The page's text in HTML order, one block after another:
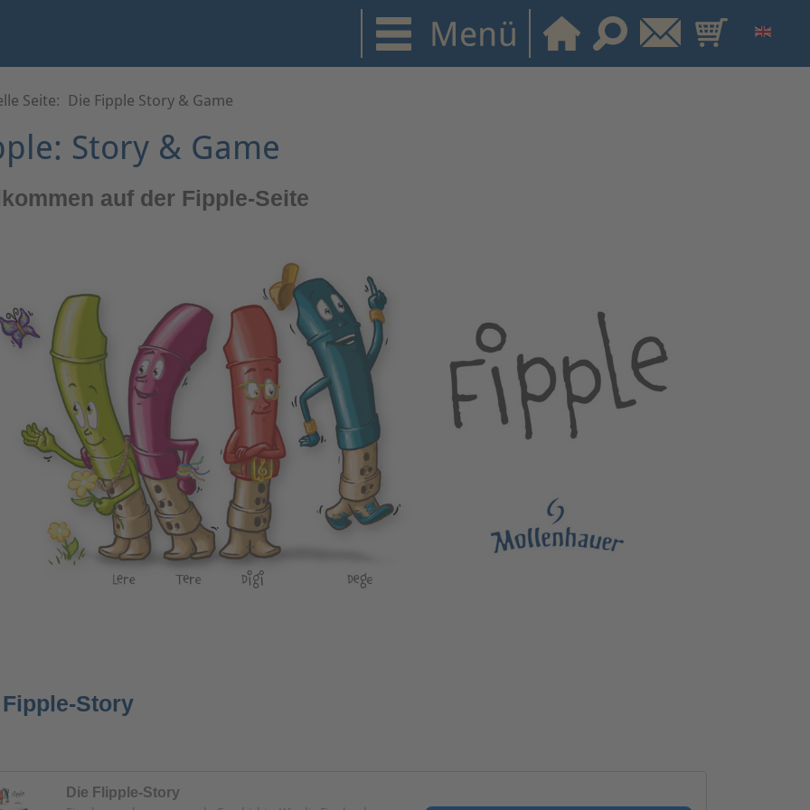
Seite: Die Fipple Story & Game
Story & Game
auf der Fipple-Seite
Story
Die Flipple-Story